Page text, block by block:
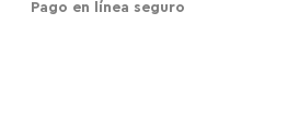
Pago en línea seguro